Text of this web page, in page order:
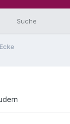
Suche